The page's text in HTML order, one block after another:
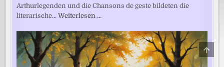
Arthurlegenden und die Chansons de geste bildeten die
literarische…Weiterlesen …
TO